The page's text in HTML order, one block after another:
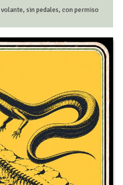
sin pedales, con permiso